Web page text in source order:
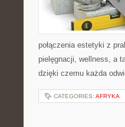
połączenia estetyki z
pielęgnacji, wellness, a
dzięki czemu każda
CATEGORIES: AFRYKA